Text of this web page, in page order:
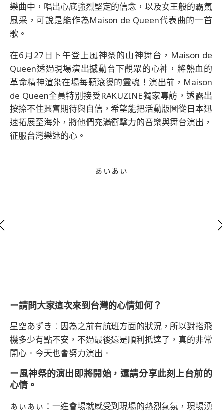
樂曲中，唱出心底強烈堅定的信念，以及女王般的霸氣
風采，可說是能作為Maison de Queen代表曲的一首
歌。
在6月27日下午登上風神祭的山神舞台，Maison de
Queen透過現場演出撼動台下觀眾的心神，將熱血的
革命精神渲染在場每顆滾燙的靈魂！演出前，Maison
de Queen全員特別接受RAKUZINE獨家專訪，透露出
按捺不住興奮期待與自信，希望能把活動版圖從日本迅
速拓展至海外，將他們充滿衝擊力的音樂與舞台演出，
征服台灣樂迷的心。
ぁぃぁぃ
ー請問大家這次來到台灣的心情如何？
星空あずき：因為之前有航班方面的狀況，所以對搭飛
機多少有點不安，不過最後還是順利抵達了，真的非常
開心。今天也會努力演出。
ー風神祭的演出即將開始，還請分享此刻上台前的
心情。
ぁぃぁぃ：一進會場就感受到現場的熱烈氣氛，現場湧